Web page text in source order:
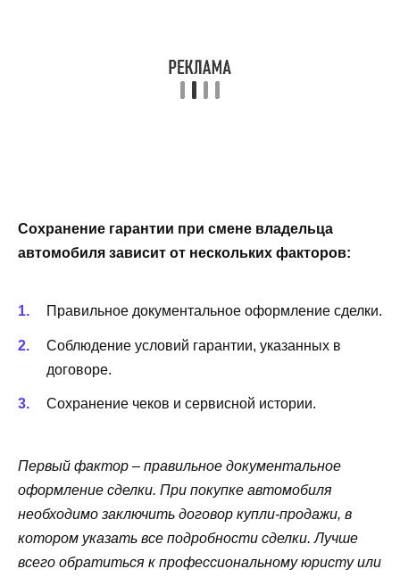
Сохранение гарантии при смене владельца
автомобиля зависит от нескольких факторов:
Правильное документальное оформление сделки.
Соблюдение условий гарантии, указанных в
договоре.
Сохранение чеков и сервисной истории.
Первый фактор – правильное документальное
оформление сделки. При покупке автомобиля
необходимо заключить договор купли-продажи, в
котором указать все подробности сделки. Лучше
всего обратиться к профессиональному юристу или